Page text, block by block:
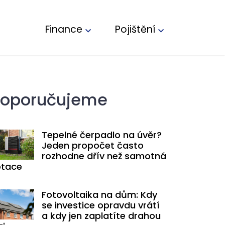
Finance Pojištění
Tepelné čerpadlo na úvěr?
Jeden propočet často
rozhodne dřív než samotná
Fotovoltaika na dům: Kdy
se investice opravdu vrátí
a kdy jen zaplatíte drahou